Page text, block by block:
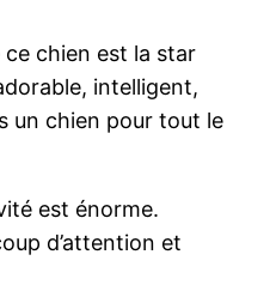
chien est la star
intelligent,
un chien pour tout le
est énorme.
d’attention et